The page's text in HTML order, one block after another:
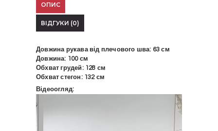
ОПИС
ВІДГУКИ (0)
Довжина рукава від плечового шва: 63 см
Довжина: 100 см
Обхват грудей: 128 см
Обхват стегон: 132 см
Відеоогляд: